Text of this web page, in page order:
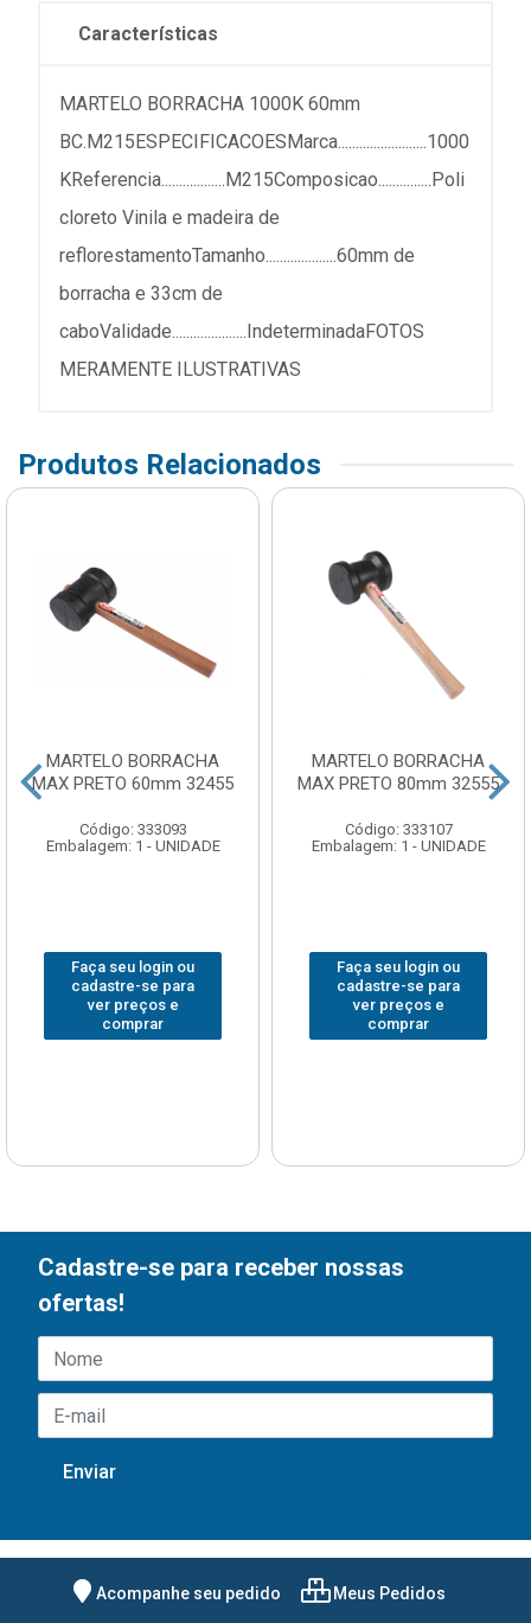
Características
MARTELO BORRACHA 1000K 60mm
BC.M215ESPECIFICACOESMarca.........................1000
KReferencia..................M215Composicao...............Poli
cloreto Vinila e madeira de
reflorestamentoTamanho....................60mm de
borracha e 33cm de
caboValidade.....................IndeterminadaFOTOS
MERAMENTE ILUSTRATIVAS
Produtos Relacionados
MARTELO BORRACHA
MAX PRETO 60mm 32455
Código: 333093
Embalagem: 1 - UNIDADE
Faça seu login ou
cadastre-se para
ver preços e
comprar
MARTELO BORRACHA
MAX PRETO 80mm 32555
Código: 333107
Embalagem: 1 - UNIDADE
Faça seu login ou
cadastre-se para
ver preços e
comprar
Cadastre-se para receber nossas
ofertas!
Acompanhe seu pedido Meus Pedidos